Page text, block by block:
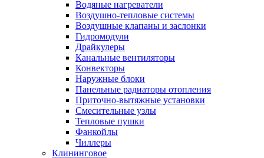
Водяные нагреватели
Воздушно-тепловые системы
Воздушные клапаны и заслонки
Гидромодули
Драйкулеры
Канальные вентиляторы
Конвекторы
Наружные блоки
Панельные радиаторы отопления
Приточно-вытяжные установки
Смесительные узлы
Тепловые пушки
Фанкойлы
Чиллеры
Клининговое